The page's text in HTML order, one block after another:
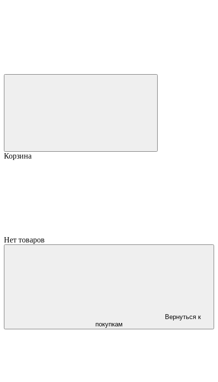
Корзина
Нет товаров
Вернуться к
покупкам